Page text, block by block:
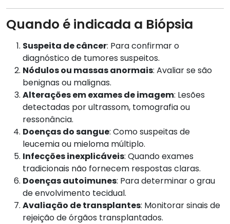
Quando é indicada a Biópsia
Suspeita de câncer: Para confirmar o
diagnóstico de tumores suspeitos.
Nódulos ou massas anormais: Avaliar se são
benignas ou malignas.
Alterações em exames de imagem: Lesões
detectadas por ultrassom, tomografia ou
ressonância.
Doenças do sangue: Como suspeitas de
leucemia ou mieloma múltiplo.
Infecções inexplicáveis: Quando exames
tradicionais não fornecem respostas claras.
Doenças autoimunes: Para determinar o grau
de envolvimento tecidual.
Avaliação de transplantes: Monitorar sinais de
rejeição de órgãos transplantados.